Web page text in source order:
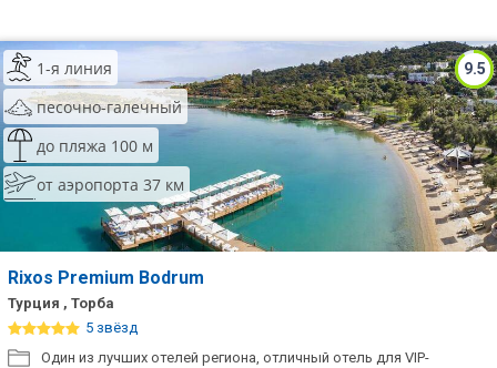
9.5
1-я линия
песочно-галечный
до пляжа 100 м
от аэропорта 37 км
Rixos Premium Bodrum
Турция , Торба
5 звёзд
Один из лучших отелей региона, отличный отель для VIP-